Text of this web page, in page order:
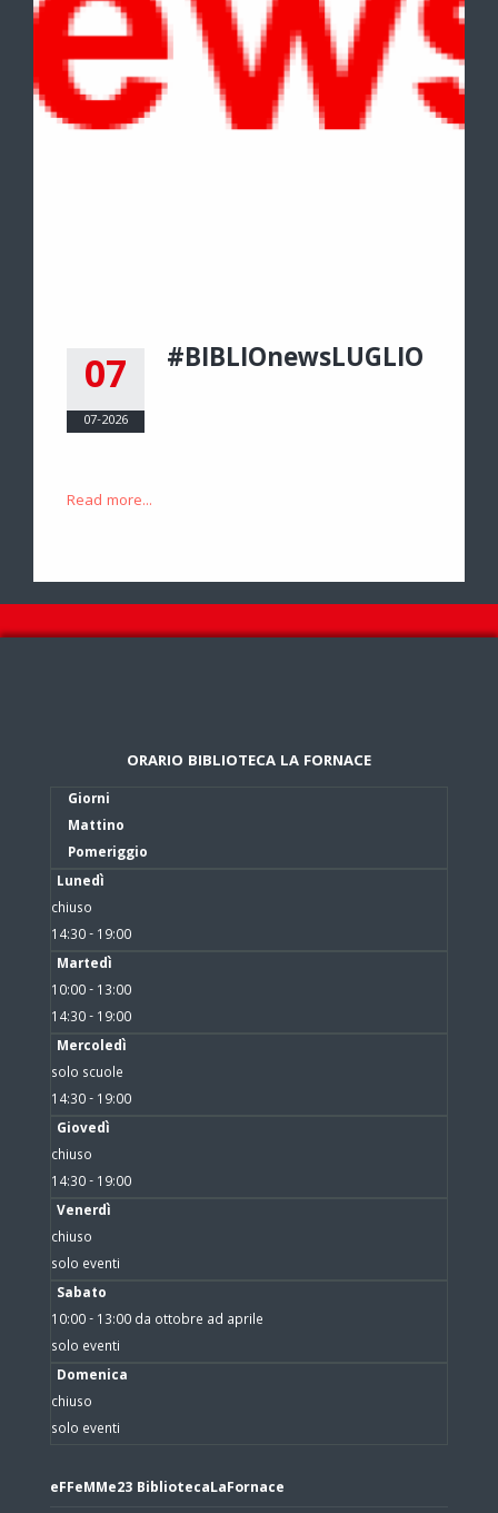
07
07-2026
#BIBLIOnewsLUGLIO
Read more...
ORARIO BIBLIOTECA LA FORNACE
Giorni
Mattino
Pomeriggio
Lunedì
chiuso
14:30 - 19:00
Martedì
10:00 - 13:00
14:30 - 19:00
Mercoledì
solo scuole
14:30 - 19:00
Giovedì
chiuso
14:30 - 19:00
Venerdì
chiuso
solo eventi
Sabato
10:00 - 13:00 da ottobre ad aprile
solo eventi
Domenica
chiuso
solo eventi
eFFeMMe23 BibliotecaLaFornace